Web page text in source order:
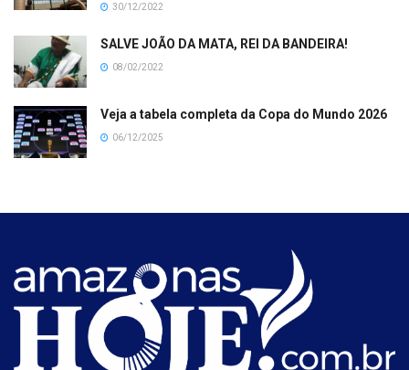
30/12/2022
SALVE JOÃO DA MATA, REI DA BANDEIRA!
08/02/2022
Veja a tabela completa da Copa do Mundo 2026
06/12/2025